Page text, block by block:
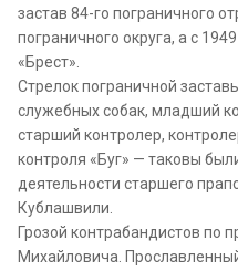
застав 84-го пограничного
пограничного округа, а с
«Брест».
Стрелок пограничной
служебных собак, младший
старший контролер,
контроля «Буг» — таковы
деятельности старшего
Кублашвили.
Грозой контрабандистов по
Михайловича.